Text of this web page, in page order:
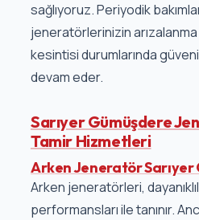
sağlıyoruz. Periyodik
jeneratörlerinizin arızalanma
kesintisi durumlarında
devam eder.
Sarıyer Gümüşdere
Tamir Hizmetleri
Arken Jeneratör Sarıyer
Arken jeneratörleri,
performansları ile tanınır.